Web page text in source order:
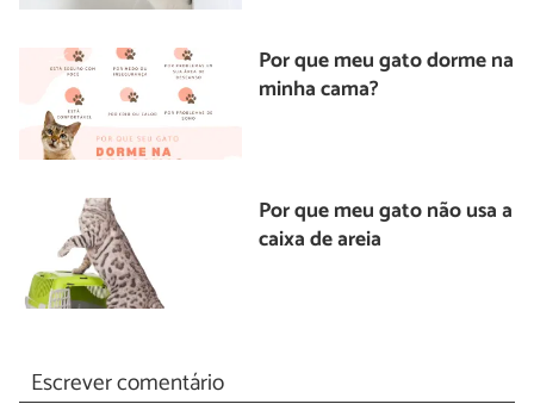
Por que meu gato dorme na
minha cama?
Por que meu gato não usa a
caixa de areia
Escrever comentário